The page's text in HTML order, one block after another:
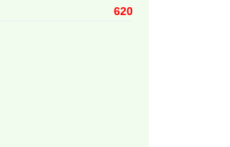
620